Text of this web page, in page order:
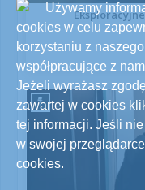
Używamy
cookies w celu
korzystaniu z
współpracujące z
Jeżeli wyrażasz
zawartej w cookies
tej informacji. Jeśli
w swojej
cookies.